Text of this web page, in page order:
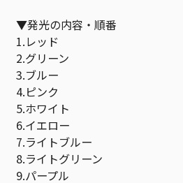
▼発光の内容・順番
1.レッド
2.グリーン
3.ブルー
4.ピンク
5.ホワイト
6.イエロー
7.ライトブルー
8.ライトグリーン
9.パープル